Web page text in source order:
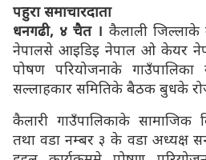
पहुरा समाचारदाता
धनगढी, ४ चैत । कैलाली जिल्लाके
नेपालसे आइडिइ नेपाल ओ केयर
पोषण परियोजनाके गाउँपालिका
सल्लाहकार समितिके बैठक बुधके
कैलारी गाउँपालिकाके
तथा वडा नम्बर ३ के वडा अध्यक्ष